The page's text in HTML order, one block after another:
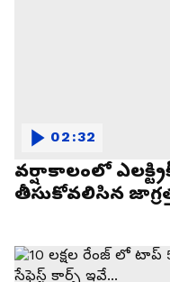
వర్షాకాలంలో
తీసుకోవలిసిన
02:32